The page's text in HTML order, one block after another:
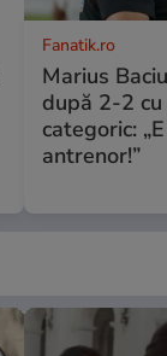
Fanatik.ro
Marius
după 2-2 cu
categoric:
antrenor!”